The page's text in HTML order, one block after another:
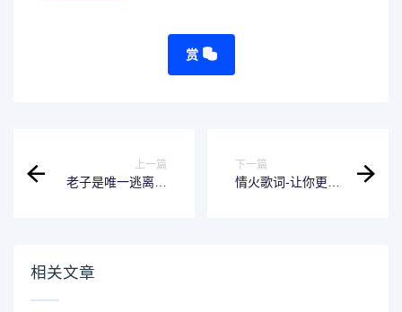
赏
上一篇
老子是唯一逃离地
下一篇
情火歌词-让你更深
相关文章